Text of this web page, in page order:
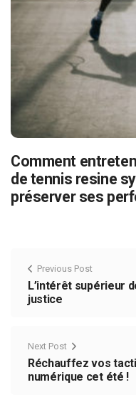
Comment
de tennis resine
préserver ses
Previous Post
L’intérêt supérieur
justice
Next Post
Réchauffez vos
numérique cet été !